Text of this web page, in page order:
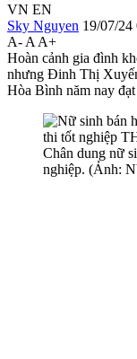
VN EN
Sky Nguyen 19/07/24
A- A A+
Hoàn cảnh gia đình
nhưng Đinh Thị
Hòa Bình năm nay
Chân dung nữ
nghiệp. (Ảnh: